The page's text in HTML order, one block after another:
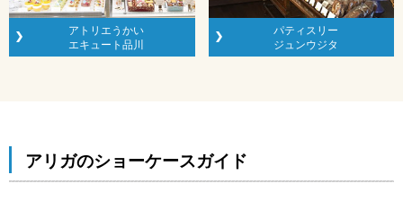
アトリエうかい
エキュート品川
パティスリー
ジュンウジタ
アリガのショーケースガイド